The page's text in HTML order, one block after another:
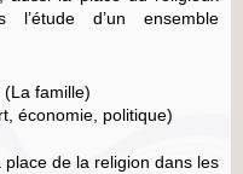
d’un ensemble
(La famille)
économie, politique)
de la religion dans les